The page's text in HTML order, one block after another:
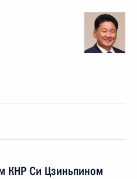
КНР Си Цзиньпином